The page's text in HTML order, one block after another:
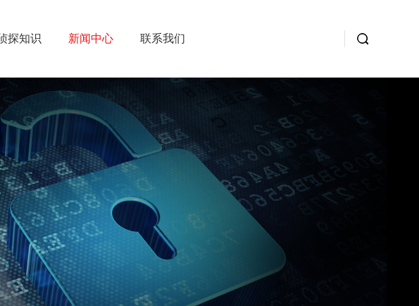
探知识 新闻中心 联系我们